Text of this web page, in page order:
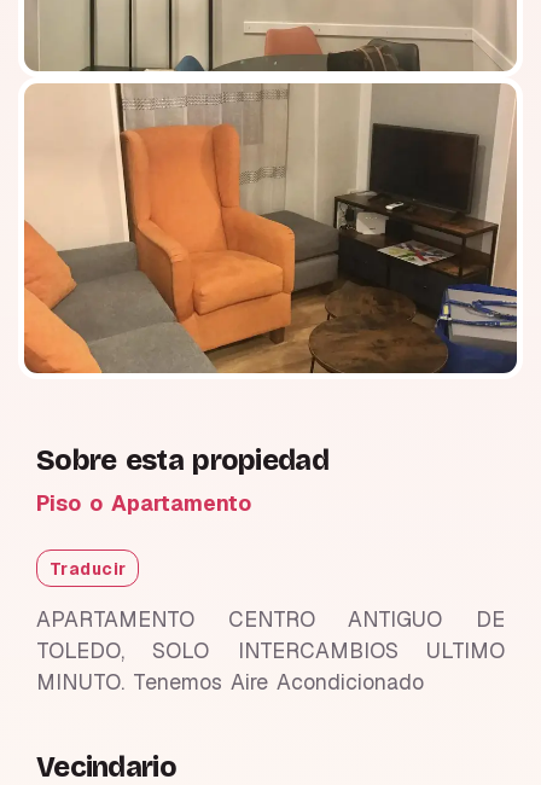
Sobre esta propiedad
Piso o Apartamento
Traducir
APARTAMENTO CENTRO ANTIGUO DE
TOLEDO, SOLO INTERCAMBIOS ULTIMO
MINUTO. Tenemos Aire Acondicionado
Vecindario